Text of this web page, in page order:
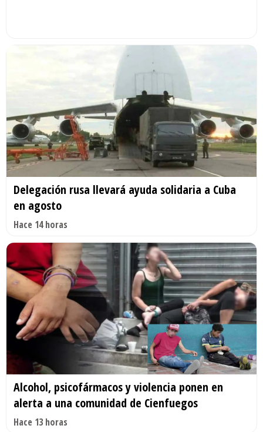
Delegación rusa llevará ayuda solidaria a Cuba
en agosto
Hace 14 horas
Alcohol, psicofármacos y violencia ponen en
alerta a una comunidad de Cienfuegos
Hace 13 horas